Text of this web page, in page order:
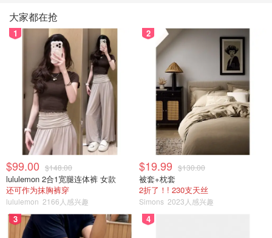
图片来自于@checkfresh，版权属于原作者
图片来自于@checkfresh ，版权属于原作者
登录 checkfresh.com ，从右侧下拉菜单选择语言
（中文）
大家都在抢
1
$99.00 $148.00
lululemon 2合1宽腿连体裤 女款
还可作为抹胸裤穿
lululemon 2166人感兴趣
2
$19.99 $130.00
被套+枕套
2折了！! 230支天丝
Simons 2023人感兴趣
3 4